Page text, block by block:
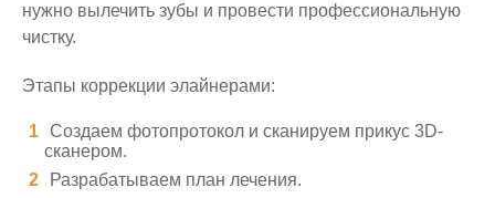
нужно вылечить зубы и провести профессиональную
чистку.
Этапы коррекции элайнерами:
Создаем фотопротокол и сканируем прикус 3D-
сканером.
Разрабатываем план лечения.